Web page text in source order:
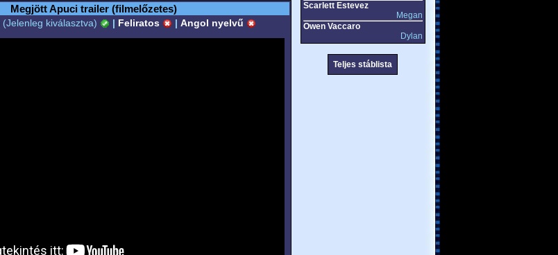
Megjött Apuci trailer (filmelőzetes)
(Jelenleg kiválasztva) | Feliratos | Angol nyelvű
Scarlett Estevez
Megan
Owen Vaccaro
Dylan
Teljes stáblista